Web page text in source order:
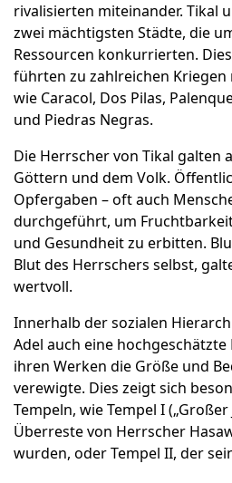
rivalisierten miteinander. Tikal
zwei mächtigsten Städte, die
Ressourcen konkurrierten.
führten zu zahlreichen
wie Caracol, Dos Pilas,
und Piedras Negras.
Die Herrscher von Tikal galten
Göttern und dem Volk.
Opfergaben – oft auch
durchgeführt, um
und Gesundheit zu erbitten.
Blut des Herrschers selbst,
wertvoll.
Innerhalb der sozialen
Adel auch eine
ihren Werken die Größe und
verewigte. Dies zeigt sich
Tempeln, wie Tempel I
Überreste von Herrscher
wurden, oder Tempel II, der